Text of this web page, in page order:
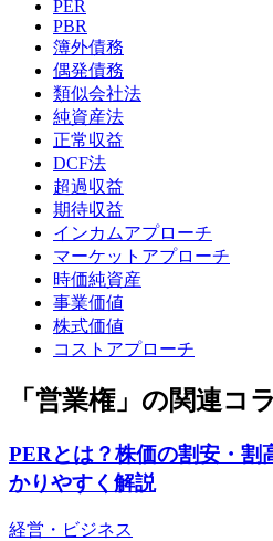
PER
PBR
簿外債務
偶発債務
類似会社法
純資産法
正常収益
DCF法
超過収益
期待収益
インカムアプローチ
マーケットアプローチ
時価純資産
事業価値
株式価値
コストアプローチ
「営業権」の関連コ
PERとは？株価の割安・割
かりやすく解説
経営・ビジネス